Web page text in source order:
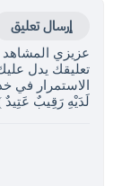
إرسال تعليق
عزيزي المشاهد
تعليقك يدل
الاستمرار في
لَدَيْهِ رَقِيبٌ عَتِيدٌ